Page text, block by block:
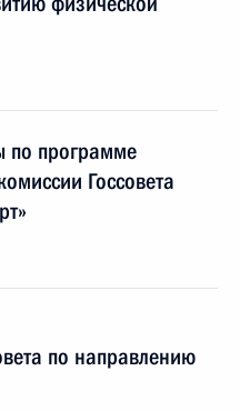
по программе
Госсовета
по направлению